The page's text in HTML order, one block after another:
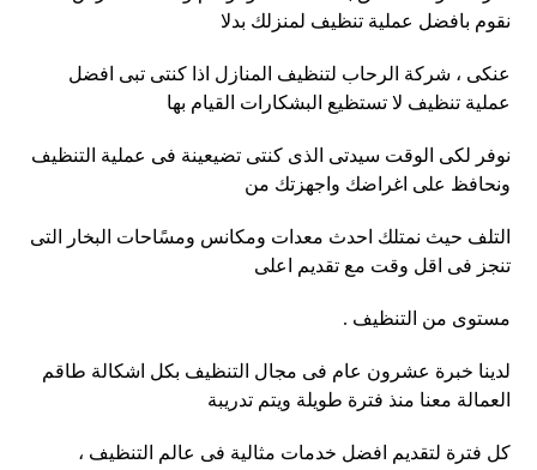
نقوم بافضل عملية تنظيف لمنزلك بدلا
عنكى ، شركة الرحاب لتنظيف المنازل اذا كنتى تبى افضل
عملية تنظيف لا تستظيع البشكارات القيام بها
نوفر لكى الوقت سيدتى الذى كنتى تضيعينة فى عملية التنظيف
ونحافظ على اغراضك واجهزتك من
التلف حيث نمتلك احدث معدات ومكانس ومسًاحات البخار التى
تنجز فى اقل وقت مع تقديم اعلى
مستوى من التنظيف .
لدينا خبرة عشرون عام فى مجال التنظيف بكل اشكالة طاقم
العمالة معنا منذ فترة طويلة ويتم تدريبة
كل فترة لتقديم افضل خدمات مثالية فى عالم التنظيف ،